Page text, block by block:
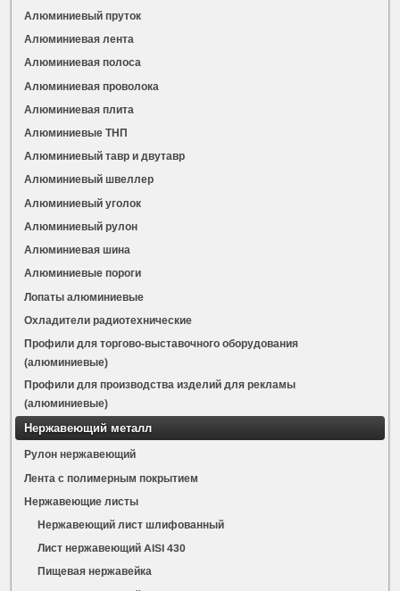
Алюминиевый пруток
Алюминиевая лента
Алюминиевая полоса
Алюминиевая проволока
Алюминиевая плита
Алюминиевые ТНП
Алюминиевый тавр и двутавр
Алюминиевый швеллер
Алюминиевый уголок
Алюминиевый рулон
Алюминиевая шина
Алюминиевые пороги
Лопаты алюминиевые
Охладители радиотехнические
Профили для торгово-выставочного оборудования
(алюминиевые)
Профили для производства изделий для рекламы
(алюминиевые)
Нержавеющий металл
Рулон нержавеющий
Лента с полимерным покрытием
Нержавеющие листы
Нержавеющий лист шлифованный
Лист нержавеющий AISI 430
Пищевая нержавейка